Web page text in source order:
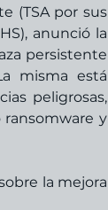
(TSA por sus
anunció la
persistente
misma está
peligrosas,
y
la mejora